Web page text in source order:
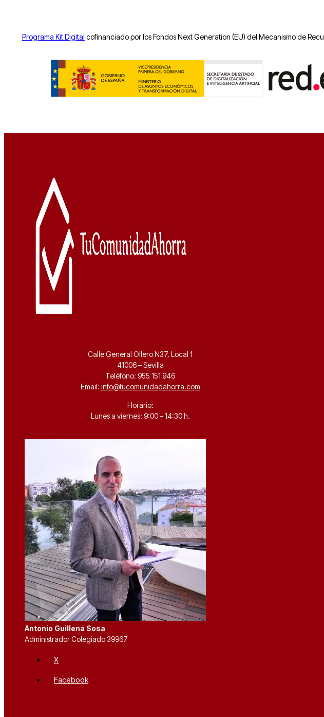
Programa Kit Digital cofinanciado por los Fondos Next Generation (EU) del Mecanismo de
Calle General Ollero N37, Local 1
41006 – Sevilla
Teléfono: 955 151 946
Email: info@tucomunidadahorra.com
Horario:
Lunes a viernes: 9:00 – 14:30 h.
Antonio Guillena Sosa
Administrador Colegiado 39967
X
Facebook